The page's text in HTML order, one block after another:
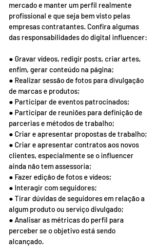
mercado e manter um perfil realmente
profissional e que seja bem visto pelas
empresas contratantes. Confira algumas
das responsabilidades do digital influencer:
● Gravar vídeos, redigir posts, criar artes,
enfim, gerar conteúdo na página;
● Realizar sessão de fotos para divulgação
de marcas e produtos;
● Participar de eventos patrocinados;
● Participar de reuniões para definição de
parcerias e métodos de trabalho;
● Criar e apresentar propostas de trabalho;
● Criar e apresentar contratos aos novos
clientes, especialmente se o influencer
ainda não tem assessoria;
● Fazer edição de fotos e vídeos;
● Interagir com seguidores;
● Tirar dúvidas de seguidores em relação a
algum produto ou serviço divulgado;
● Analisar as métricas do perfil para
perceber se o objetivo está sendo
alcançado.